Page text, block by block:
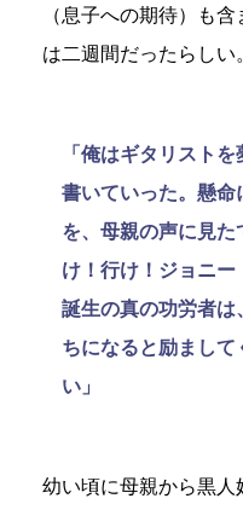
（息子への期待）も
は二週間だったらしい
「俺はギタリスト
書いていった。懸命
を、母親の声に見
け！行け！ジョニ
誕生の真の功労者は
ちになると励まし
い」
幼い頃に母親から黒人